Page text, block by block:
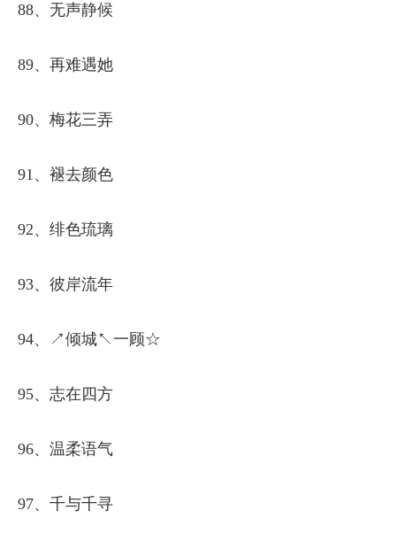
88、无声静候
89、再难遇她
90、梅花三弄
91、褪去颜色
92、绯色琉璃
93、彼岸流年
94、↗倾城↖一顾☆
95、志在四方
96、温柔语气
97、千与千寻